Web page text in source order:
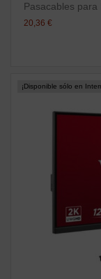
Pasacables para
20,36 €
¡Disponible sólo en